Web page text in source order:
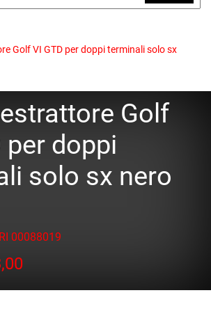
Golf VI GTD per doppi terminali solo sx
Golf
per doppi
solo sx nero
RI 00088019